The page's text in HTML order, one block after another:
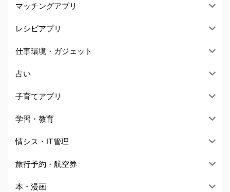
マッチングアプリ
レシピアプリ
仕事環境・ガジェット
占い
子育てアプリ
学習・教育
情シス・IT管理
旅行予約・航空券
本・漫画